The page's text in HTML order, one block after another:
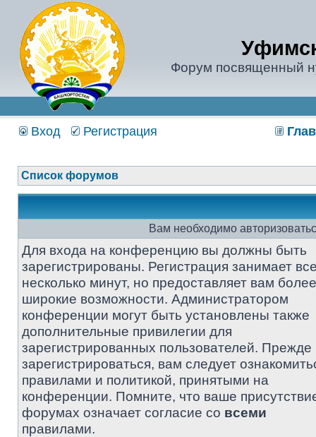
Форум посвященный
Вход Регистрация
Список форумов
Вам необходимо
Для входа на конференцию вы должны быть
зарегистрированы. Регистрация занимает
несколько минут, но предоставляет вам более
широкие возможности. Администратором
конференции могут быть установлены также
дополнительные привилегии для
зарегистрированных пользователей. Прежде
зарегистрироваться, вам следует
правилами и политикой, принятыми на
конференции. Помните, что ваше
форумах означает согласие со всеми
правилами.